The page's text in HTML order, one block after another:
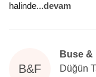
halinde...devam
B&F
Buse &
Düğün